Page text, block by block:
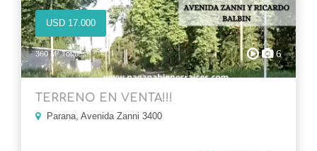
USD 17.000
360 M² Totales 6
TERRENO EN VENTA!!!
Parana, Avenida Zanni 3400